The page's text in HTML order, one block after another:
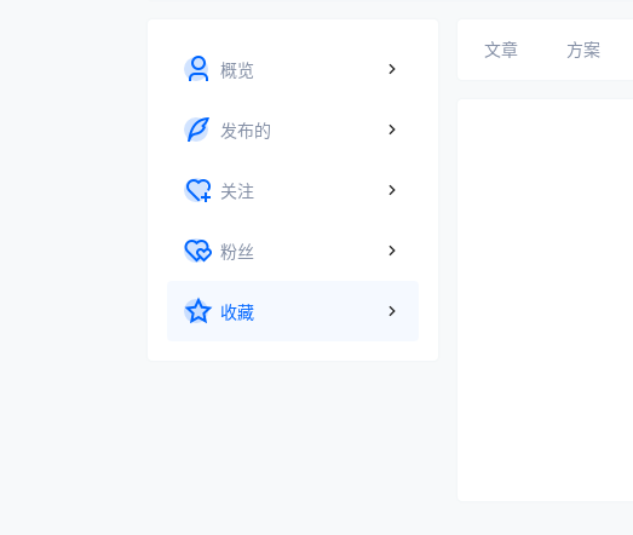
概览
发布的
关注
粉丝
收藏
文章 方案